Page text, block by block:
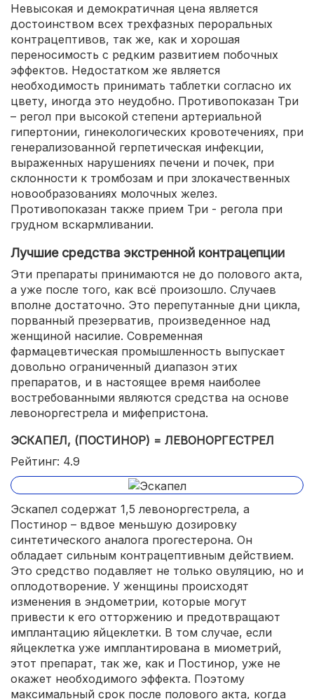
Невысокая и демократичная цена является
достоинством всех трехфазных пероральных
контрацептивов, так же, как и хорошая
переносимость с редким развитием побочных
эффектов. Недостатком же является
необходимость принимать таблетки согласно их
цвету, иногда это неудобно. Противопоказан Три
– регол при высокой степени артериальной
гипертонии, гинекологических кровотечениях, при
генерализованной герпетическая инфекции,
выраженных нарушениях печени и почек, при
склонности к тромбозам и при злокачественных
новообразованиях молочных желез.
Противопоказан также прием Три - регола при
грудном вскармливании.
Лучшие средства экстренной контрацепции
Эти препараты принимаются не до полового акта,
а уже после того, как всё произошло. Случаев
вполне достаточно. Это перепутанные дни цикла,
порванный презерватив, произведенное над
женщиной насилие. Современная
фармацевтическая промышленность выпускает
довольно ограниченный диапазон этих
препаратов, и в настоящее время наиболее
востребованными являются средства на основе
левоноргестрела и мифепристона.
ЭСКАПЕЛ, (ПОСТИНОР) = ЛЕВОНОРГЕСТРЕЛ
Рейтинг: 4.9
Эскапел содержат 1,5 левоноргестрела, а
Постинор – вдвое меньшую дозировку
синтетического аналога прогестерона. Он
обладает сильным контрацептивным действием.
Это средство подавляет не только овуляцию, но и
оплодотворение. У женщины происходят
изменения в эндометрии, которые могут
привести к его отторжению и предотвращают
имплантацию яйцеклетки. В том случае, если
яйцеклетка уже имплантирована в миометрий,
этот препарат, так же, как и Постинор, уже не
окажет необходимого эффекта. Поэтому
максимальный срок после полового акта, когда